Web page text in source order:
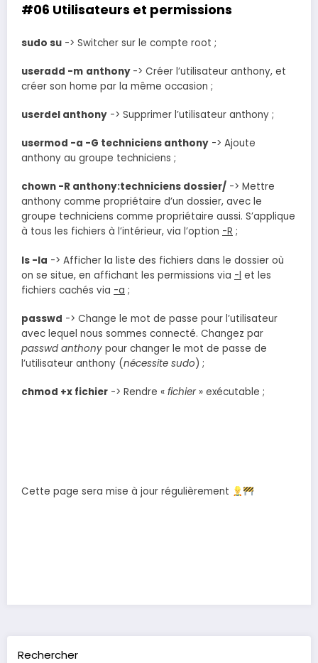
#06 Utilisateurs et permissions
sudo su -> Switcher sur le compte root ;
useradd -m anthony -> Créer l’utilisateur anthony, et
créer son home par la même occasion ;
userdel anthony -> Supprimer l’utilisateur anthony ;
usermod -a -G techniciens anthony -> Ajoute
anthony au groupe techniciens ;
chown -R anthony:techniciens dossier/ -> Mettre
anthony comme propriétaire d’un dossier, avec le
groupe techniciens comme propriétaire aussi. S’applique
à tous les fichiers à l’intérieur, via l’option -R ;
ls -la -> Afficher la liste des fichiers dans le dossier où
on se situe, en affichant les permissions via -l et les
fichiers cachés via -a ;
passwd -> Change le mot de passe pour l’utilisateur
avec lequel nous sommes connecté. Changez par
passwd anthony pour changer le mot de passe de
l’utilisateur anthony (nécessite sudo) ;
chmod +x fichier -> Rendre « fichier» exécutable ;
Cette page sera mise à jour régulièrement
Rechercher